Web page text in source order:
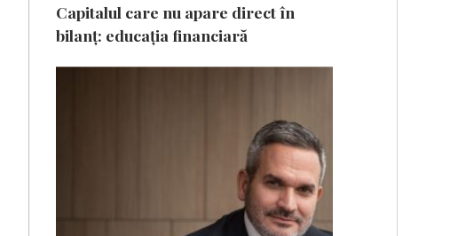
Capitalul care nu apare direct în
bilanț: educația financiară